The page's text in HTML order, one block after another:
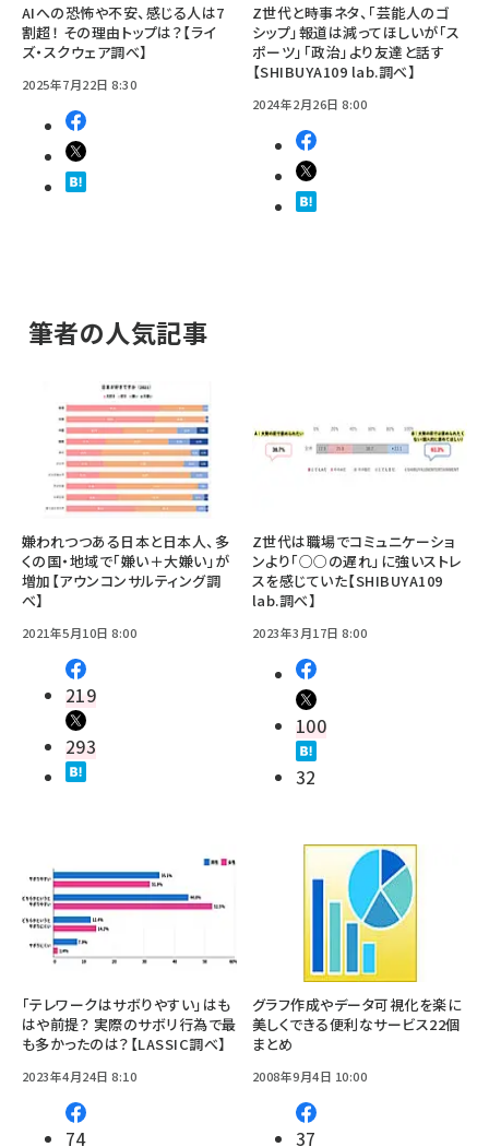
AIへの恐怖や不安、感じる人は7
割超！ その理由トップは？【ライ
ズ・スクウェア調べ】
2025年7月22日 8:30
Z世代と時事ネタ、「芸能人のゴ
シップ」報道は減ってほしいが「ス
ポーツ」「政治」より友達と話す
【SHIBUYA109 lab.調べ】
2024年2月26日 8:00
筆者の人気記事
嫌われつつある日本と日本人、多
くの国・地域で「嫌い＋大嫌い」が
増加【アウンコンサルティング調
べ】
2021年5月10日 8:00
219
293
Z世代は職場でコミュニケーショ
ンより「○○の遅れ」に強いストレ
スを感じていた【SHIBUYA109
lab.調べ】
2023年3月17日 8:00
100
32
「テレワークはサボりやすい」はも
はや前提？ 実際のサボリ行為で最
も多かったのは？【LASSIC調べ】
2023年4月24日 8:10
74
グラフ作成やデータ可視化を楽に
美しくできる便利なサービス22個
まとめ
2008年9月4日 10:00
37